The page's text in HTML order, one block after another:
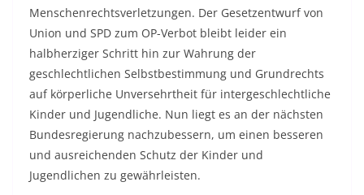
Menschenrechtsverletzungen. Der Gesetzentwurf von
Union und SPD zum OP-Verbot bleibt leider ein
halbherziger Schritt hin zur Wahrung der
geschlechtlichen Selbstbestimmung und Grundrechts
auf körperliche Unversehrtheit für intergeschlechtliche
Kinder und Jugendliche. Nun liegt es an der nächsten
Bundesregierung nachzubessern, um einen besseren
und ausreichenden Schutz der Kinder und
Jugendlichen zu gewährleisten.